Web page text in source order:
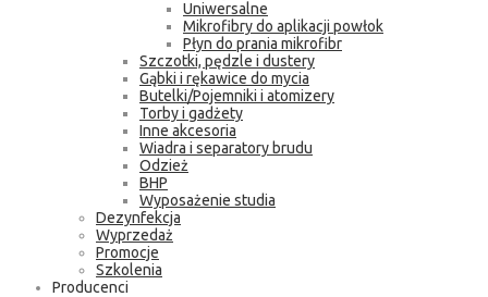
Uniwersalne
Mikrofibry do aplikacji powłok
Płyn do prania mikrofibr
Szczotki, pędzle i dustery
Gąbki i rękawice do mycia
Butelki/Pojemniki i atomizery
Torby i gadżety
Inne akcesoria
Wiadra i separatory brudu
Odzież
BHP
Wyposażenie studia
Dezynfekcja
Wyprzedaż
Promocje
Szkolenia
Producenci